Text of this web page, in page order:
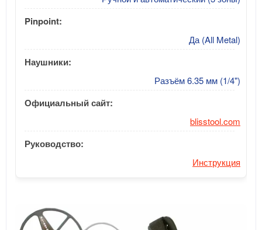
Pinpoint:
Да (All Metal)
Наушники:
Разъём 6.35 мм (1/4")
Официальный сайт:
blisstool.com
Руководство:
Инструкция